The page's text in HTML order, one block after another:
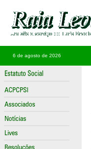
6 de agosto de 2026